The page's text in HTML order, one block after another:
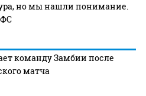
но мы нашли понимание.
команду Замбии после
матча